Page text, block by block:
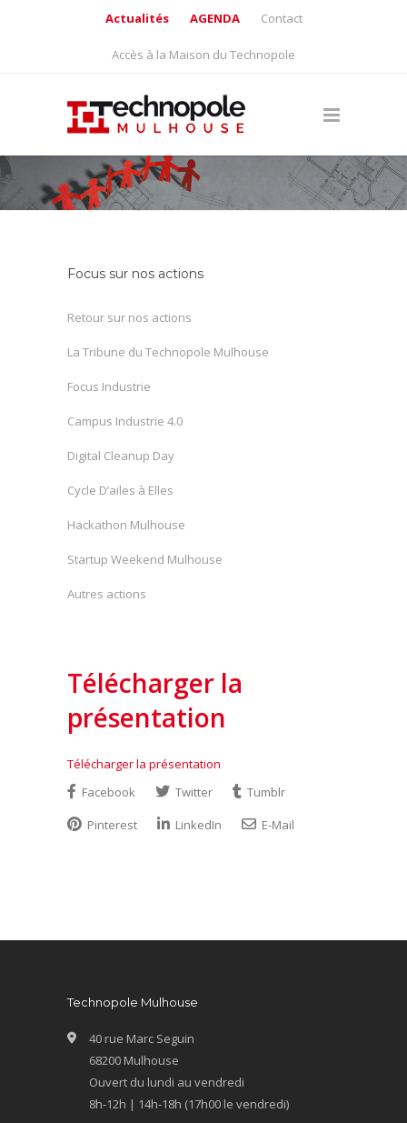
Actualités AGENDA Contact
Accès à la Maison du Technopole
Focus sur nos actions
Retour sur nos actions
La Tribune du Technopole Mulhouse
Focus Industrie
Campus Industrie 4.0
Digital Cleanup Day
Cycle D’ailes à Elles
Hackathon Mulhouse
Startup Weekend Mulhouse
Autres actions
Télécharger la
présentation
Télécharger la présentation
Facebook
Twitter
Tumblr
Pinterest
LinkedIn E-Mail
Technopole Mulhouse
40 rue Marc Seguin
68200 Mulhouse
Ouvert du lundi au vendredi
8h-12h | 14h-18h (17h00 le vendredi)